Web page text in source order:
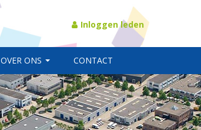
Inloggen leden
OVER ONS CONTACT